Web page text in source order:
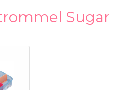
Sugar